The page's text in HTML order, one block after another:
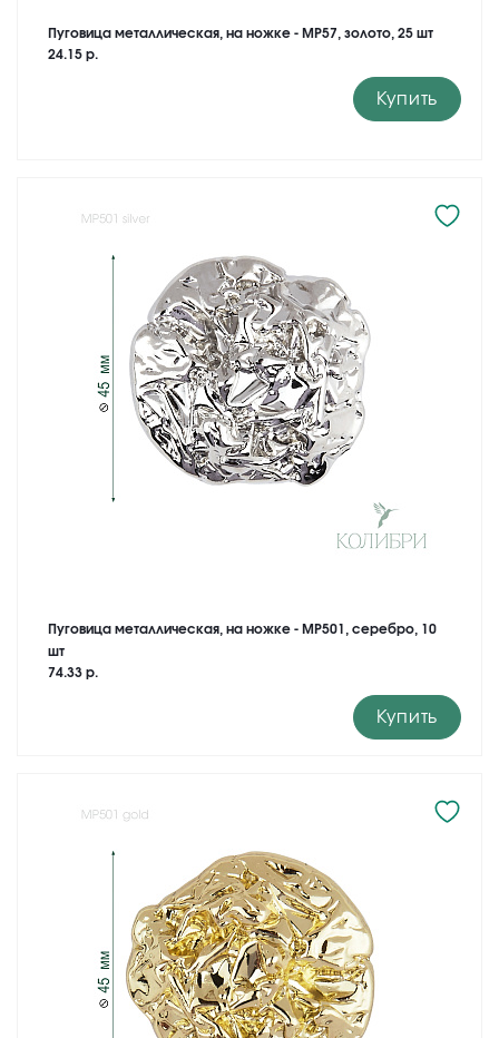
Пуговица металлическая, на ножке - MP57, золото, 25 шт
24.15 р.
Купить
Пуговица металлическая, на ножке - MP501, серебро, 10
шт
74.33 р.
Купить